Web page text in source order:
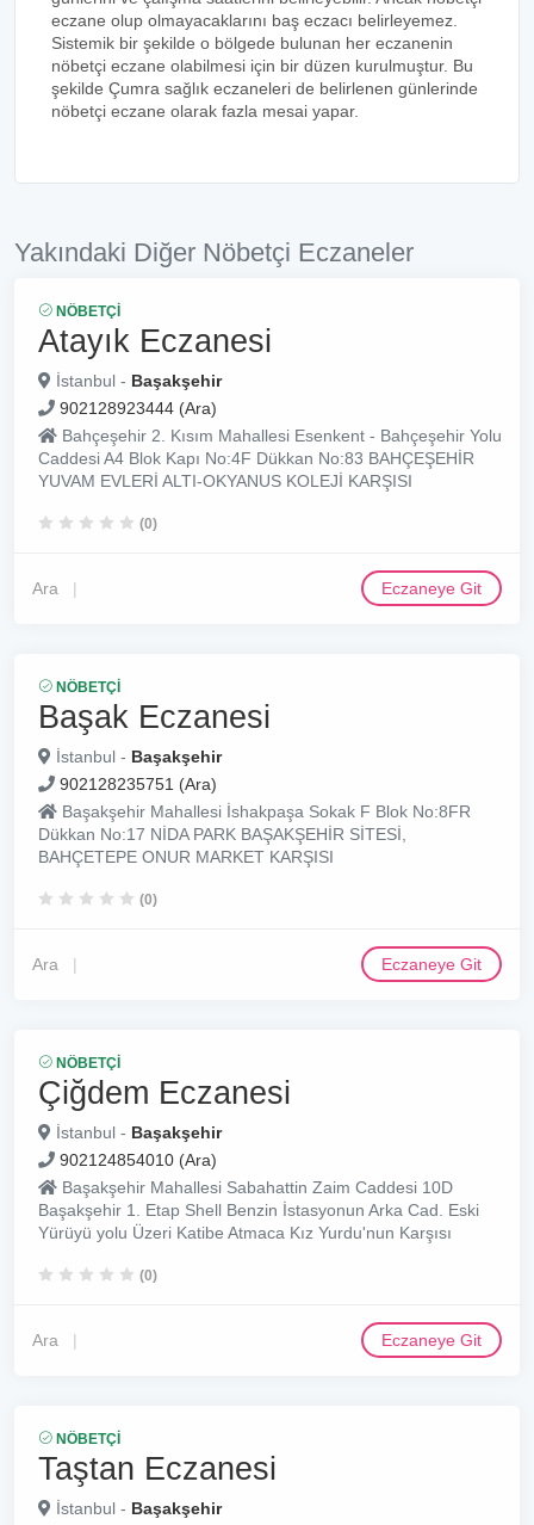
eczane olup olmayacaklarını baş eczacı belirleyemez.
Sistemik bir şekilde o bölgede bulunan her eczanenin
nöbetçi eczane olabilmesi için bir düzen kurulmuştur. Bu
şekilde Çumra sağlık eczaneleri de belirlenen günlerinde
nöbetçi eczane olarak fazla mesai yapar.
Yakındaki Diğer Nöbetçi Eczaneler
NÖBETÇI
Atayık Eczanesi
İstanbul - Başakşehir
902128923444 (Ara)
Bahçeşehir 2. Kısım Mahallesi Esenkent - Bahçeşehir Yolu
Caddesi A4 Blok Kapı No:4F Dükkan No:83 BAHÇEŞEHİR
YUVAM EVLERİ ALTI-OKYANUS KOLEJİ KARŞISI
(0)
Ara Eczaneye Git
NÖBETÇI
Başak Eczanesi
İstanbul - Başakşehir
902128235751 (Ara)
Başakşehir Mahallesi İshakpaşa Sokak F Blok No:8FR
Dükkan No:17 NİDA PARK BAŞAKŞEHİR SİTESİ,
BAHÇETEPE ONUR MARKET KARŞISI
(0)
Ara Eczaneye Git
NÖBETÇI
Çiğdem Eczanesi
İstanbul - Başakşehir
902124854010 (Ara)
Başakşehir Mahallesi Sabahattin Zaim Caddesi 10D
Başakşehir 1. Etap Shell Benzin İstasyonun Arka Cad. Eski
Yürüyü yolu Üzeri Katibe Atmaca Kız Yurdu'nun Karşısı
(0)
Ara Eczaneye Git
NÖBETÇI
Taştan Eczanesi
İstanbul - Başakşehir